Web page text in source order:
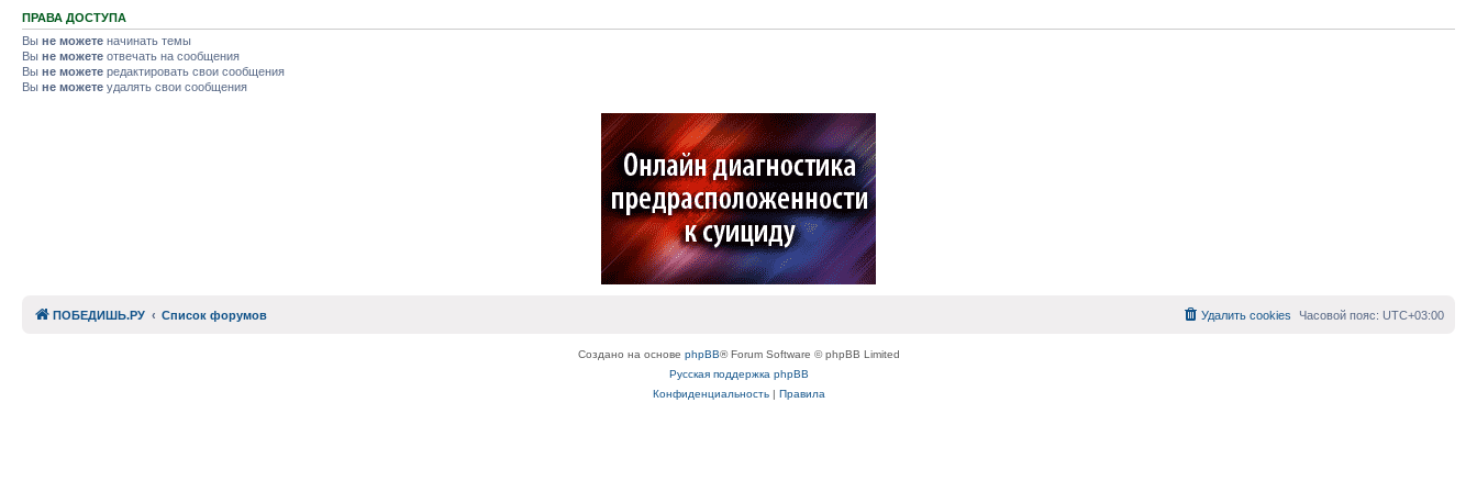
ПРАВА ДОСТУПА
Вы не можете начинать темы
Вы не можете отвечать на сообщения
Вы не можете редактировать свои сообщения
Вы не можете удалять свои сообщения
ПОБЕДИШЬ.РУ Список форумов Часовой пояс: UTC+03:00
Удалить cookies
Создано на основе phpBB® Forum Software © phpBB Limited
Русская поддержка phpBB
Конфиденциальность| Правила